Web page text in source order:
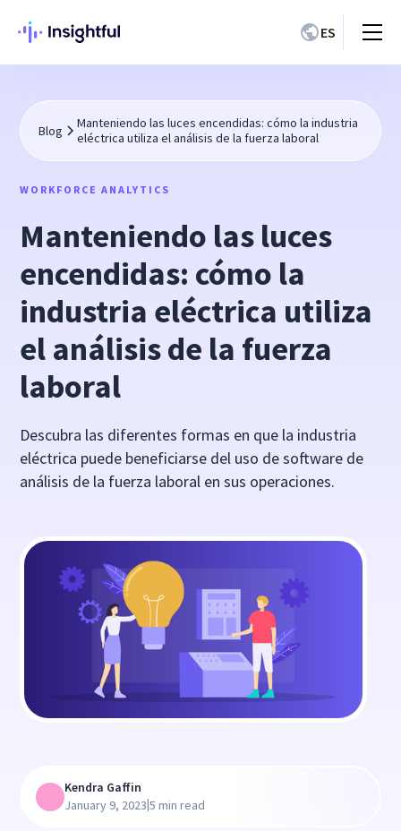
ES
Blog
Manteniendo las luces encendidas: cómo la industria
eléctrica utiliza el análisis de la fuerza laboral
WORKFORCE ANALYTICS
Manteniendo las luces
encendidas: cómo la
industria eléctrica utiliza
el análisis de la fuerza
laboral
Descubra las diferentes formas en que la industria
eléctrica puede beneficiarse del uso de software de
análisis de la fuerza laboral en sus operaciones.
Kendra Gaffin
January 9, 2023|5 min read